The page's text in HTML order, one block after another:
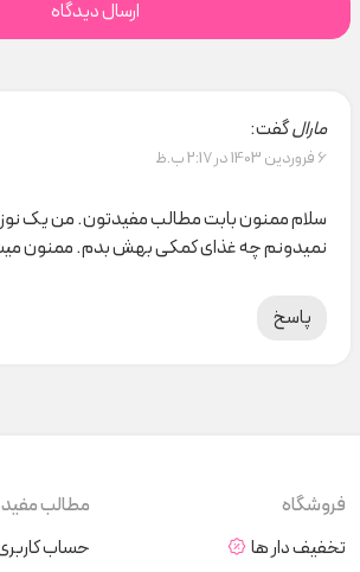
مارالگفت:
6 فروردین 1403 در 2:17 ب.ظ
نمیدونم چه غذای کمکی بهش بدم. ممنون
پاسخ
فروشگاه
تخفیف دار ها
مطالب مفید
حساب